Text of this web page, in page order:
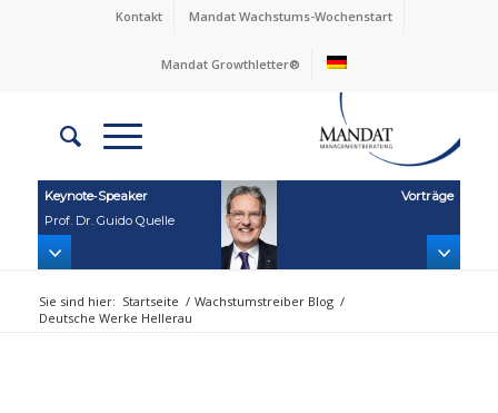
Kontakt Mandat Wachstums-Wochenstart
Mandat Growthletter®
Keynote‑Speaker
Prof. Dr. Guido Quelle
Vorträge
Sie sind hier: Startseite / Wachstumstreiber Blog /
Deutsche Werke Hellerau